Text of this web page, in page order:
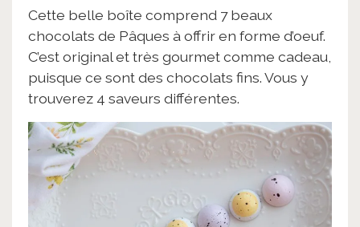
Cette belle boîte comprend 7 beaux
chocolats de Pâques à offrir en forme d’oeuf.
C’est original et très gourmet comme cadeau,
puisque ce sont des chocolats fins. Vous y
trouverez 4 saveurs différentes.